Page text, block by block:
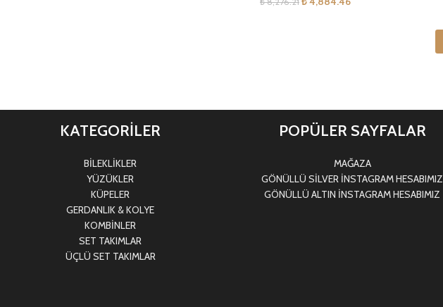
KATEGORİLER
BİLEKLİKLER
YÜZÜKLER
KÜPELER
GERDANLIK & KOLYE
KOMBİNLER
SET TAKIMLAR
ÜÇLÜ SET TAKIMLAR
POPÜLER SAYFALAR
MAĞAZA
GÖNÜLLÜ SİLVER İNSTAGRAM HESABIMIZ
GÖNÜLLÜ ALTIN İNSTAGRAM HESABIMIZ